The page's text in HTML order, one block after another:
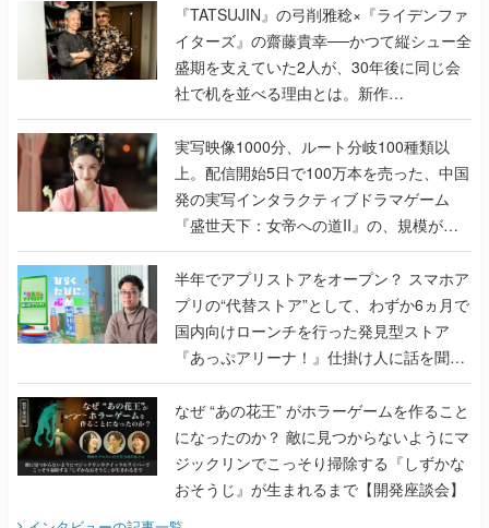
く
『TATSUJIN』の弓削雅稔×『ライデンファ
イターズ』の齋藤貴幸──かつて縦シュー全
盛期を支えていた2人が、30年後に同じ会
社で机を並べる理由とは。新作
『TATSUJIN EXTREME』で初タッグを組
んだレジェンド2人に訊く開発秘話
実写映像1000分、ルート分岐100種類以
上。配信開始5日で100万本を売った、中国
発の実写インタラクティブドラマゲーム
『盛世天下：女帝への道II』の、規模が違
うこだわりをプロデューサーに聞いた
半年でアプリストアをオープン？ スマホア
プリの“代替ストア”として、わずか6ヵ月で
国内向けローンチを行った発見型ストア
『あっぷアリーナ！』仕掛け人に話を聞い
てみた
なぜ “あの花王” がホラーゲームを作ること
になったのか？ 敵に見つからないようにマ
ジックリンでこっそり掃除する『しずかな
おそうじ』が生まれるまで【開発座談会】